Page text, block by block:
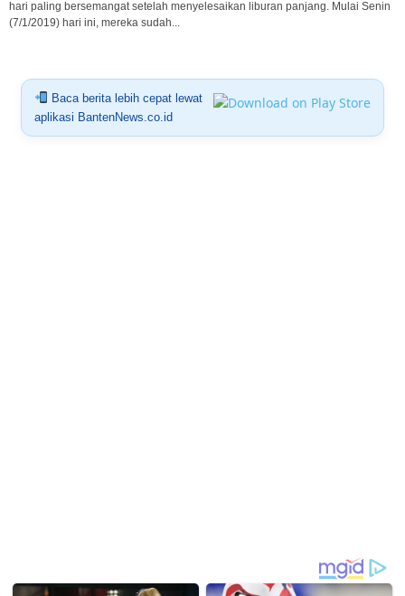
hari paling bersemangat setelah menyelesaikan liburan panjang. Mulai Senin
(7/1/2019) hari ini, mereka sudah...
Baca berita lebih cepat lewat
aplikasi BantenNews.co.id